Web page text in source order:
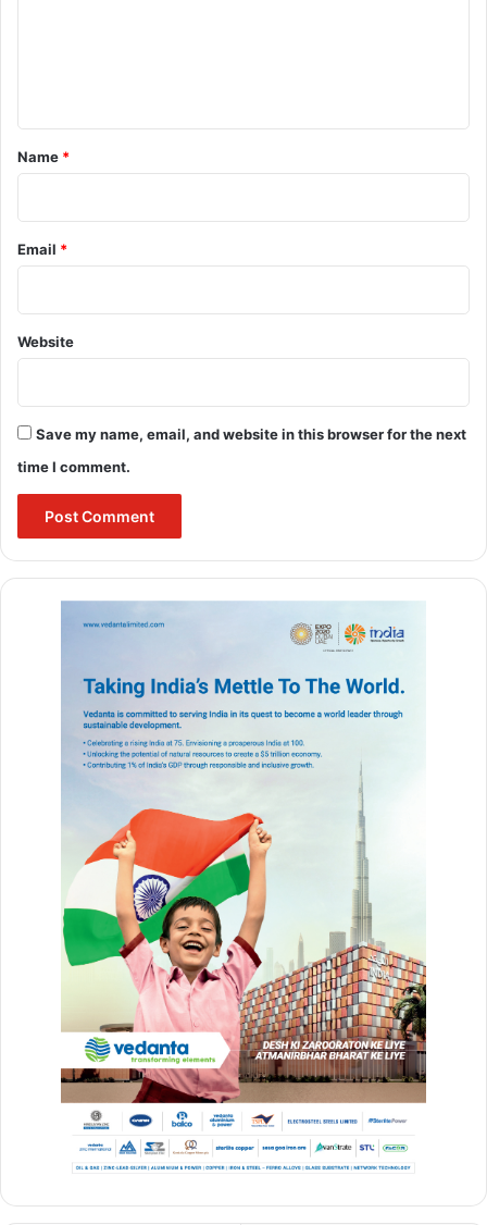
*
Name *
Email *
Website
Save my name, email, and website in this browser for the next
time I comment.